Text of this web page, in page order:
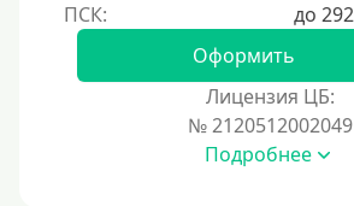
Без электронной почты
С автоматическим одобрением
Без номера телефона
Без платных услуг и подписок
Оформить
Лицензия ЦБ:
№ 2120512002049
Подробнее